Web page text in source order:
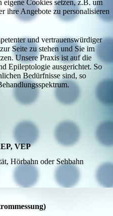
und vertrauenswürdiger
Seite zu stehen und Sie im
Unsere Praxis ist auf die
Epileptologie ausgerichtet. So
Bedürfnisse sind, so
VEP
Hörbahn oder Sehbahn
Cookies setzen, z.B. um
ihre Angebote zu personalisieren